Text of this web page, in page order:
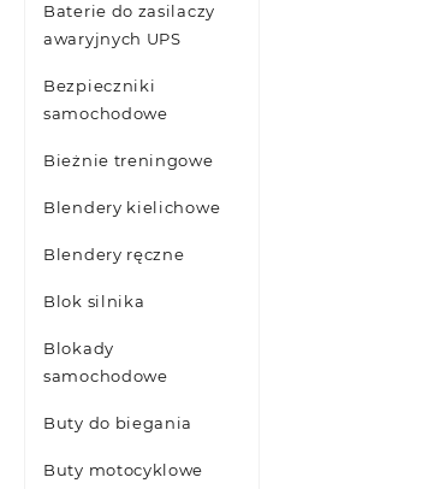
Baterie do zasilaczy
awaryjnych UPS
Bezpieczniki
samochodowe
Bieżnie treningowe
Blendery kielichowe
Blendery ręczne
Blok silnika
Blokady
samochodowe
Buty do biegania
Buty motocyklowe